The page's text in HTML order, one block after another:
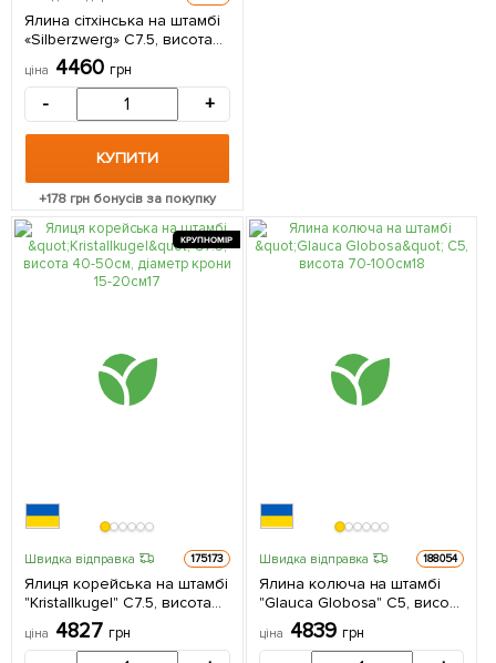
Ялина сітхінська на штамбі
«Silberzwerg» С7.5, висота
60-70см 1 саджанець в
упаковці
ціна 4460 грн
- +
КУПИТИ
+178 грн бонусів за покупку
КРУПНОМІР
Швидка відправка 175173
Ялиця корейська на штамбі
"Kristallkugel" С7.5, висота
40-50см, діаметр крони 15-
20см 1 саджанець в
ціна 4827 грн
Швидка відправка 188054
Ялина колюча на штамбі
"Glauca Globosa" С5, висота
70-100см 1 саджанець в
упаковці
ціна 4839 грн